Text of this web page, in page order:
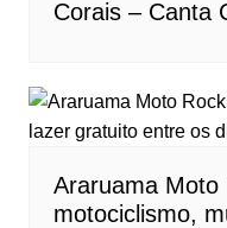
Corais – Canta
Araruama Moto
motociclismo,